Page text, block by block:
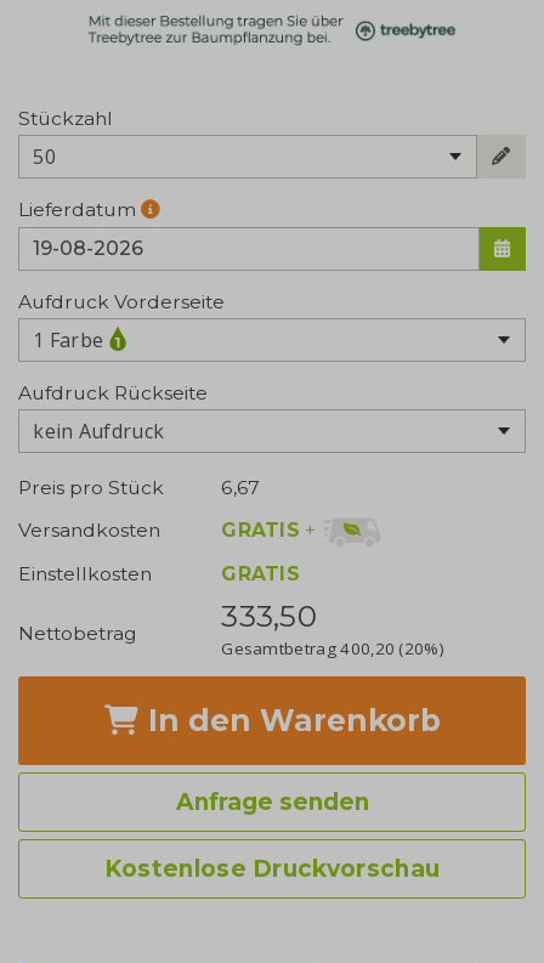
Stückzahl
50
Lieferdatum
Aufdruck Vorderseite
1 Farbe
Aufdruck Rückseite
kein Aufdruck
Preis pro Stück
6,67
Versandkosten
GRATIS +
Einstellkosten
GRATIS
Nettobetrag 333,50
Gesamtbetrag400,20 (20%)
In den Warenkorb
Anfrage senden
Kostenlose Druckvorschau